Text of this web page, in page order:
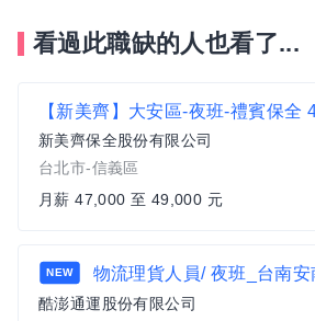
看過此職缺的人也看了...
【新美齊】大安區-夜班-禮賓保全
新美齊保全股份有限公司
台北市-信義區
月薪 47,000 至 49,000 元
NEW 物流理貨人員/ 夜班_台南安南_酷澎通運/ 新人限
酷澎通運股份有限公司